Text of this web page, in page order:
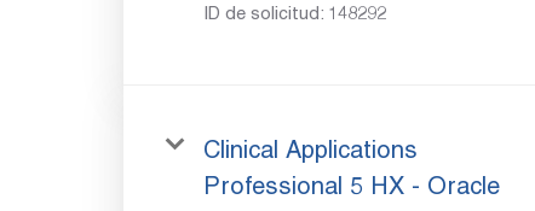
ID de solicitud: 148292
Clinical Applications
Professional 5 HX - Oracle